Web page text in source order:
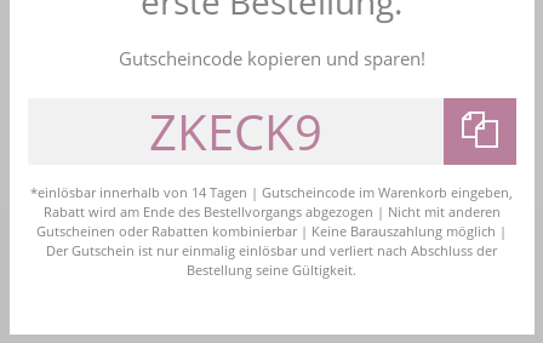
Bezahlen Sie bequem nach Erhalt der Ware
Bestellhotline
PERSÖNLICHE BERATUNG
Gutscheincode kopieren und sparen!
*einlösbar innerhalb von 14 Tagen | Gutscheincode im Warenkorb eingeben,
Rabatt wird am Ende des Bestellvorgangs abgezogen | Nicht mit anderen
Gutscheinen oder Rabatten kombinierbar | Keine Barauszahlung möglich |
Der Gutschein ist nur einmalig einlösbar und verliert nach Abschluss der
Bestellung seine Gültigkeit.